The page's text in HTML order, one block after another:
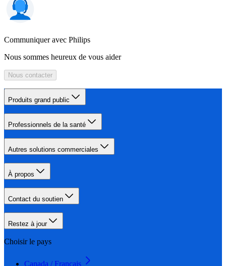
Communiquer avec Philips
Nous sommes heureux de vous aider
Nous contacter
Produits grand public
Professionnels de la santé
Autres solutions commerciales
À propos
Contact du soutien
Restez à jour
Choisir le pays
Canada / Français